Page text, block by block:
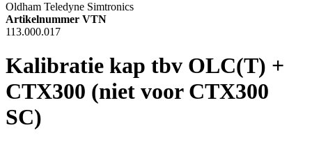
Oldham Teledyne Simtronics
Artikelnummer VTN
113.000.017
Kalibratie kap tbv OLC(T) +
CTX300 (niet voor CTX300
SC)